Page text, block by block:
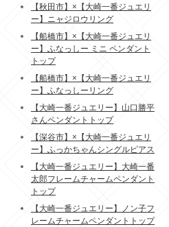
【秋田市】×【大崎一番ジュエリ
ー】ニャジロウリング
【船橋市】×【大崎一番ジュエリ
ー】ふなっしー ミニ ペンダント
トップ
【船橋市】×【大崎一番ジュエリ
ー】ふなっしーリング
【大崎一番ジュエリー】山口勝平
さんペンダントトップ
【深谷市】×【大崎一番ジュエリ
ー】ふっかちゃんシングルピアス
【大崎一番ジュエリー】大崎一番
太郎フレームチャームペンダント
トップ
【大崎一番ジュエリー】ノン子フ
レームチャームペンダントトップ